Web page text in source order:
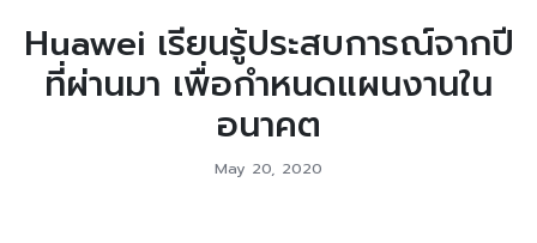
Huawei เรียนรู้ประสบการณ์จากปี
ที่ผ่านมา เพื่อกำหนดแผนงานใน
อนาคต
May 20, 2020